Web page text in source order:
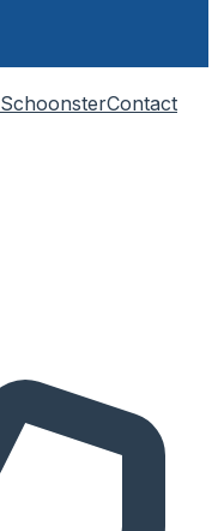
SchoonsterContact